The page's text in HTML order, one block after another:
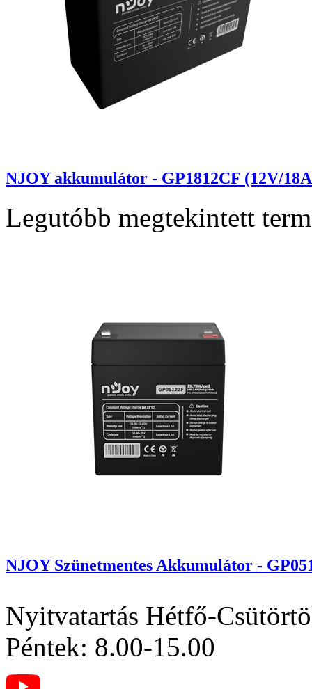
NJOY akkumulátor - GP1812CF (12V/
Legutóbb megtekintett
NJOY Szünetmentes Akkumulátor -
Nyitvatartás Hétfő-
Péntek: 8.00-15.00